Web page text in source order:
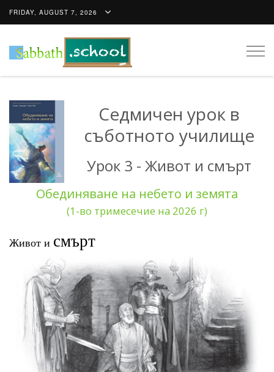
FRIDAY, AUGUST 7, 2026
Седмичен урок в
съботното училище
Урок 3 - Живот и смърт
Обединяване на небето и земята
(1-во тримесечие на 2026 г)
Живот и смърт